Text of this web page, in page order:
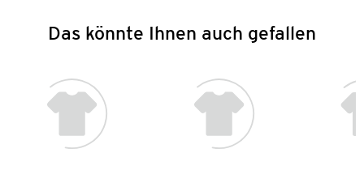
Das könnte Ihnen auch gefallen